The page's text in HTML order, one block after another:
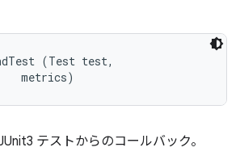
(Test test,
metrics)
テストからのコールバック。